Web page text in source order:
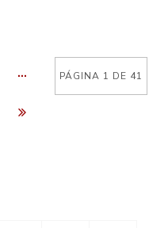
PÁGINA 1 DE 41
...